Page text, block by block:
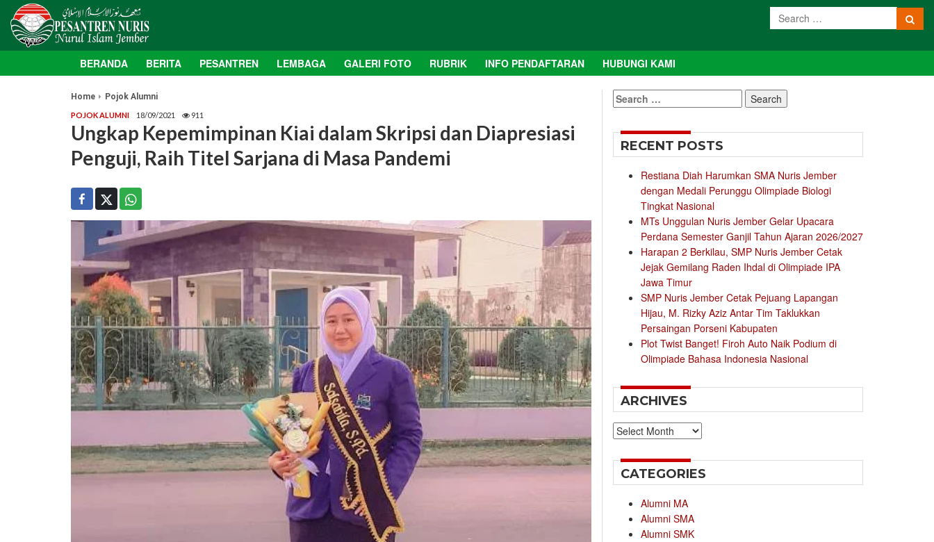
BERANDA BERITA PESANTREN LEMBAGA GALERI FOTO RUBRIK INFO PENDAFTARAN HUBUNGI KAMI
Home Pojok Alumni
POJOK ALUMNI 18/09/2021 911
Ungkap Kepemimpinan Kiai dalam Skripsi dan Diapresiasi
Penguji, Raih Titel Sarjana di Masa Pandemi
Search
for:
RECENT POSTS
Restiana Diah Harumkan SMA Nuris Jember
dengan Medali Perunggu Olimpiade Biologi
Tingkat Nasional
MTs Unggulan Nuris Jember Gelar Upacara
Perdana Semester Ganjil Tahun Ajaran 2026/2027
Harapan 2 Berkilau, SMP Nuris Jember Cetak
Jejak Gemilang Raden Ihdal di Olimpiade IPA
Jawa Timur
SMP Nuris Jember Cetak Pejuang Lapangan
Hijau, M. Rizky Aziz Antar Tim Taklukkan
Persaingan Porseni Kabupaten
Plot Twist Banget! Firoh Auto Naik Podium di
Olimpiade Bahasa Indonesia Nasional
ARCHIVES
Archives
CATEGORIES
Alumni MA
Alumni SMA
Alumni SMK